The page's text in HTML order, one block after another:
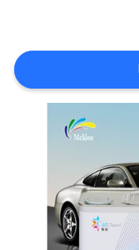
DE
SOUMISSION
SITEMAP
POLITIQUE